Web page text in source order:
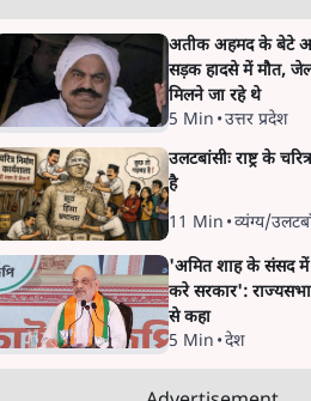
अतीक अहमद के बेटे
सड़क हादसे में मौत,
मिलने जा रहे थे
5 Min •उत्तर प्रदेश
उलटबांसीः राष्ट्र के
है
11 Min •व्यंग्य/
'अमित शाह के संसद में
करे सरकार':
से कहा
5 Min •देश